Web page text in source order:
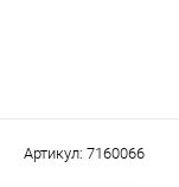
Артикул: 7160066